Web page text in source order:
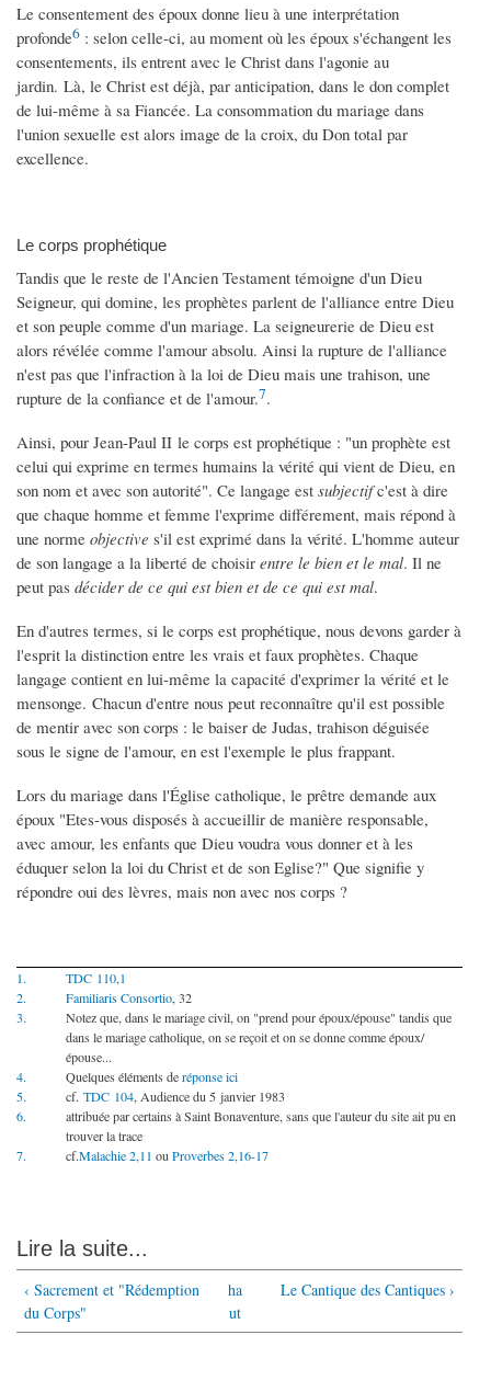
Le consentement des époux donne lieu à une interprétation
profonde6 : selon celle-ci, au moment où les époux s'échangent les
consentements, ils entrent avec le Christ dans l'agonie au
jardin. Là, le Christ est déjà, par anticipation, dans le don complet
de lui-même à sa Fiancée. La consommation du mariage dans
l'union sexuelle est alors image de la croix, du Don total par
excellence.
Le corps prophétique
Tandis que le reste de l'Ancien Testament témoigne d'un Dieu
Seigneur, qui domine, les prophètes parlent de l'alliance entre Dieu
et son peuple comme d'un mariage. La seigneurerie de Dieu est
alors révélée comme l'amour absolu. Ainsi la rupture de l'alliance
n'est pas que l'infraction à la loi de Dieu mais une trahison, une
rupture de la confiance et de l'amour.7.
Ainsi, pour Jean-Paul II le corps est prophétique : "un prophète est
celui qui exprime en termes humains la vérité qui vient de Dieu, en
son nom et avec son autorité". Ce langage est subjectifc'est à dire
que chaque homme et femme l'exprime différement, mais répond à
une norme objective s'il est exprimé dans la vérité. L'homme auteur
de son langage a la liberté de choisir entre le bien et le mal. Il ne
peut pas décider de ce qui est bien et de ce qui est mal.
En d'autres termes, si le corps est prophétique, nous devons garder à
l'esprit la distinction entre les vrais et faux prophètes. Chaque
langage contient en lui-même la capacité d'exprimer la vérité et le
mensonge. Chacun d'entre nous peut reconnaître qu'il est possible
de mentir avec son corps : le baiser de Judas, trahison déguisée
sous le signe de l'amour, en est l'exemple le plus frappant.
Lors du mariage dans l'Église catholique, le prêtre demande aux
époux "Etes-vous disposés à accueillir de manière responsable,
avec amour, les enfants que Dieu voudra vous donner et à les
éduquer selon la loi du Christ et de son Eglise?" Que signifie y
répondre oui des lèvres, mais non avec nos corps ?
1.
TDC 110,1
2.
Familiaris Consortio, 32
3.
Notez que, dans le mariage civil, on "prend pour époux/épouse" tandis que
dans le mariage catholique, on se reçoit et on se donne comme époux/
épouse...
4.
Quelques éléments deréponse ici
5.
cf.TDC 104, Audience du 5 janvier 1983
6.
attribuée par certains à Saint Bonaventure, sans que l'auteur du site ait pu en
trouver la trace
7.
cf.Malachie 2,11ouProverbes 2,16-17
Lire la suite...
‹ Sacrement et "Rédemption
du Corps"
ha
ut
Le Cantique des Cantiques ›